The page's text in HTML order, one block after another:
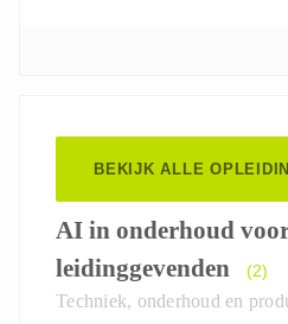
BEKIJK ALLE
AI in onderhoud
leidinggevenden
(2)
Techniek, onderhoud en